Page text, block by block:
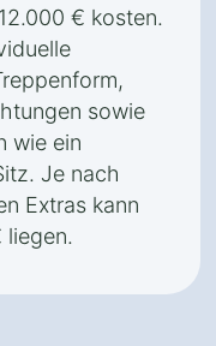
€ kosten.
sowie
wie ein
Je nach
Extras kann
liegen.